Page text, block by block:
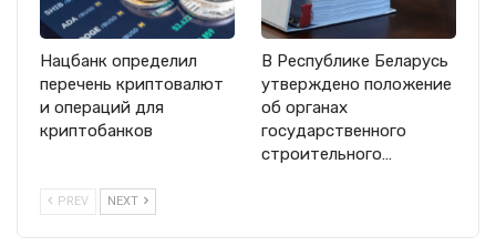
Нацбанк определил
перечень криптовалют
и операций для
криптобанков
В Республике Беларусь
утверждено положение
об органах
государственного
строительного…
PREV NEXT